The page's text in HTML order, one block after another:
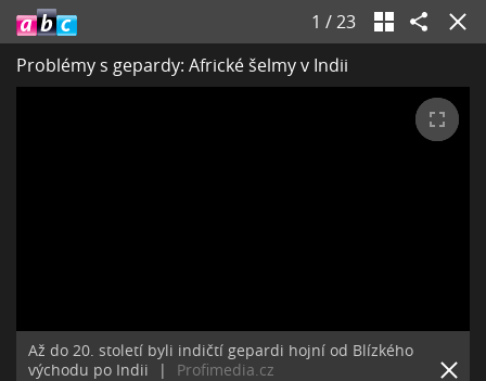
1 /23
Problémy s gepardy: Africké šelmy v Indii
Až do 20. století byli indičtí gepardi hojní od Blízkého
východu po Indii
| Profimedia.cz